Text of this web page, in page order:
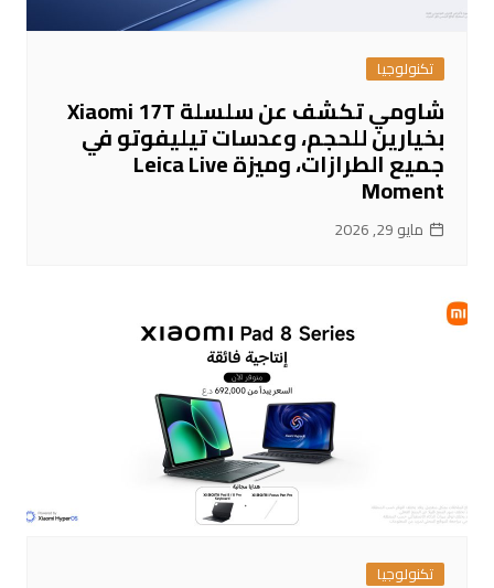
تكنولوجيا
شاومي تكشف عن سلسلة Xiaomi 17T
بخيارين للحجم، وعدسات تيليفوتو في
جميع الطرازات، وميزة Leica Live
Moment
مايو 29, 2026
تكنولوجيا